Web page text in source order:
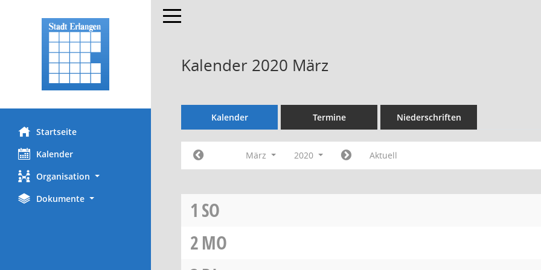
Startseite
Kalender
Organisation
Dokumente
Toggle navigation
Kalender 2020 März
Kalender Termine Niederschriften
März 2020 Aktuell
1 SO
2MO